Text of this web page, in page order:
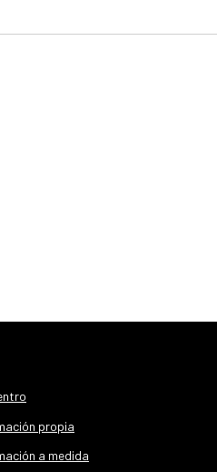
propia
a medida